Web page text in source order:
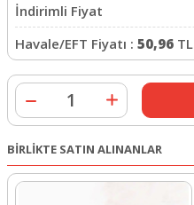
İndirimli Fiyat
Havale/EFT Fiyatı : 50,96 TL
BİRLİKTE SATIN ALINANLAR